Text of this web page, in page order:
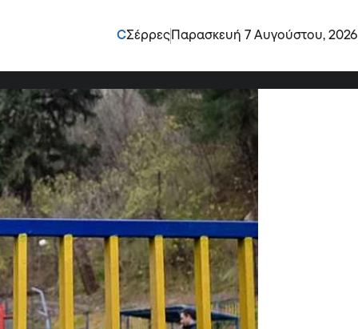
CΣέρρες Παρασκευή 7 Αυγούστου, 2026
της